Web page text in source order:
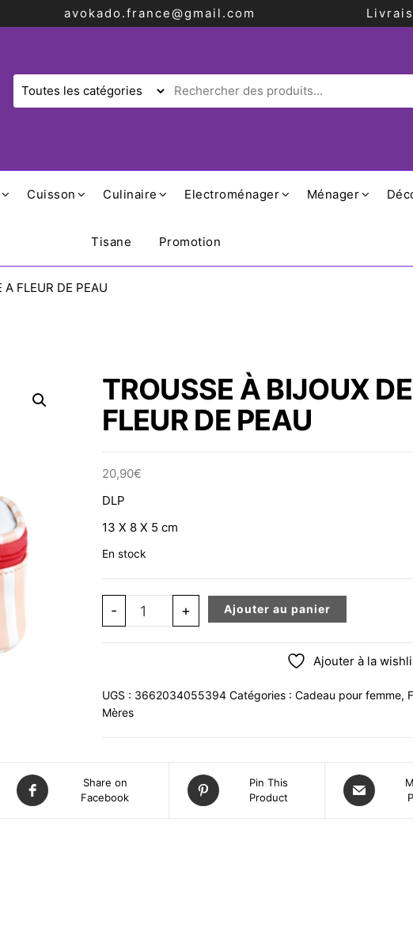
avokado.france@gmail.com
Cuisson Culinaire Electroménager Ménager
Tisane Promotion
A FLEUR DE PEAU
TROUSSE À BIJOUX
FLEUR DE PEAU
20,90€
DLP
13 X 8 X 5 cm
En stock
- quantité de TROUSSE À BIJOUX DE VOYAGE A
+ Ajouter au panier
Ajouter à la
UGS : 3662034055394 Catégories : Cadeau pour femme,
Mères
Share on
Facebook
Pin This
Product